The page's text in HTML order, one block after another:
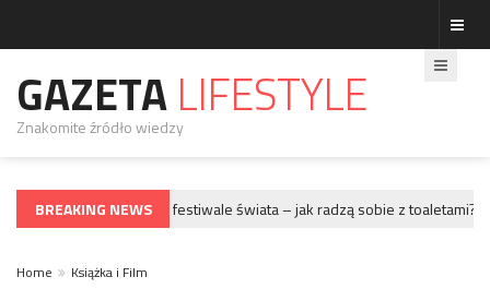
GAZETALIFESTYLE
Znakomite źródło wiedzy
BREAKING NEWS
GWIAZDY Największe festiwale świata – jak radzą sobie z toaletami?
Home
Książka i Film